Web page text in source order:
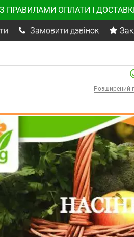
ПРАВИЛАМИ ОПЛАТИ І
Замовити дзвінок
Розширений